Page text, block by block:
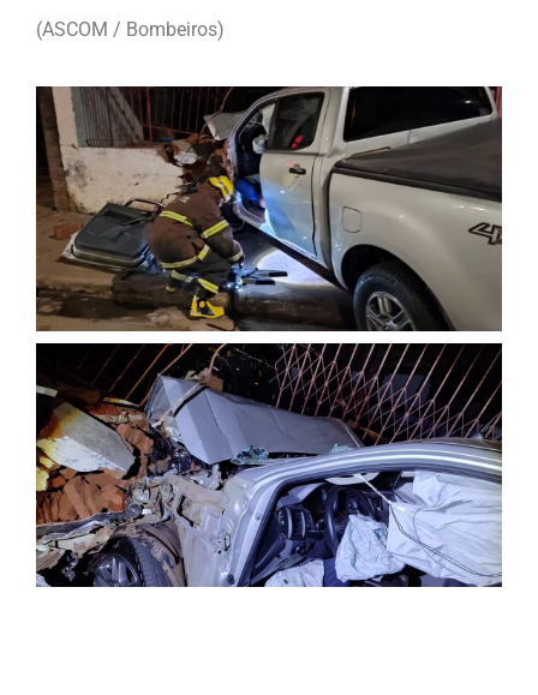
(ASCOM / Bombeiros)